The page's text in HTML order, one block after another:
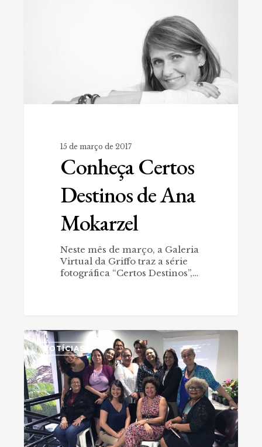
15 de março de 2017
Conheça Certos
Destinos de Ana
Mokarzel
Neste mês de março, a Galeria
Virtual da Griffo traz a série
fotográfica “Certos Destinos”,…
Griffo
apoia
o
Movimento
Internacional
das
Mulheres
#8M
NOTÍCIAS
0